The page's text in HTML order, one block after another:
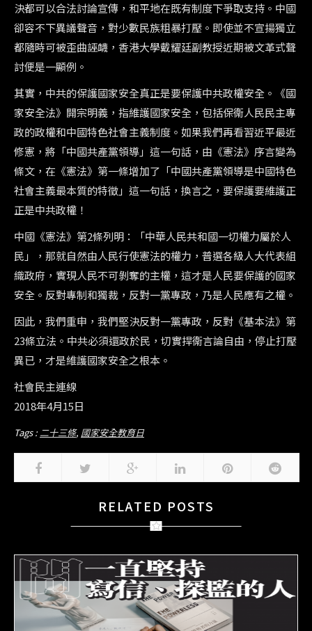
決都可以合法討論宣傳，和平地在既有制度下爭取支持。中國
卻容不下異議聲音，對少數民族粗暴打壓。即使並不宣揚獨立
都隨時可被歪曲誣衊，香港大學戴耀廷副教授近期被文革式聲
討便是一顯例。
其實，中共的保護國家安全真正是要保護中共政權安全。《國
家安全法》開宗明義，指維護國家安全，包括保衞人民民主專
政的政權和中國特色社會主義制度。如果我們再看習近平最近
修憲，將「中國共產黨領導」這一句話，由《憲法》序言變為
條文，在《憲法》第一條增加了「中國共產黨領導是中國特色
社會主義最本質的特徵」這一句話，換言之，要保護要維護正
正是中共政權！
中國《憲法》第2條列明：「中華人民共和國一切權力屬於人
民」，那就自然由人民行使憲法的權力，普選各級人大代表組
織政府，實現人民不可剝奪的主權，這才是人民要保護的國家
安全。反對專制和獨裁，反對一黨專政，乃是人民應有之權。
因此，我們重申，我們堅決反對一黨專政，反對《基本法》第
23條立法。中共必須還政於民，切實捍衞言論自由，停止打壓
異已，才是維護國家安全之根本。
社會民主連線
2018年4月15日
Tags :二十三條, 國家安全教育日
RELATED POSTS